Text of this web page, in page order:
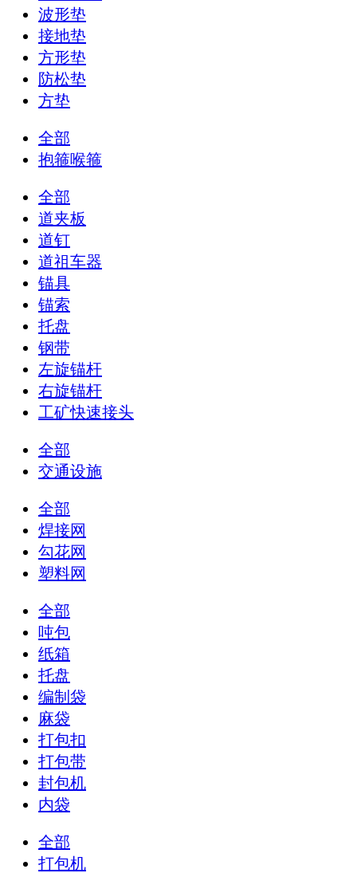
波形垫
接地垫
方形垫
防松垫
方垫
全部
抱箍喉箍
全部
道夹板
道钉
道祖车器
锚具
锚索
托盘
钢带
左旋锚杆
右旋锚杆
工矿快速接头
全部
交通设施
全部
焊接网
勾花网
塑料网
全部
吨包
纸箱
托盘
编制袋
麻袋
打包扣
打包带
封包机
内袋
全部
打包机